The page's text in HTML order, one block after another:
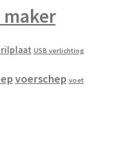
USB verlichting
voerschep voet